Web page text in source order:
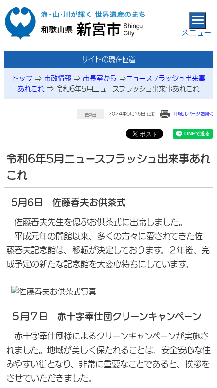
本文へ移動
メニュー
サイトの現在位置
トップ⇒ 市政情報⇒ 市長室から ⇒ニュースフラッシュ出来事
あれこれ ⇒ 令和6年5月ニュースフラッシュ出来事あれこれ
更新日 2024年6月18日 更新 印刷用ページを開く
令和6年5月ニュースフラッシュ出来事あれ
これ
5月6日 佐藤春夫お供茶式
佐藤春夫先生を偲ぶお供茶式に出席しました。
平成元年の開館以来、多くの方々に愛されてきた佐
藤春夫記念館は、移転が決定しております。２年後、完
成予定の新たな記念館を大変心待ちにしています。
５月７日 赤十字奉仕団クリーンキャンペーン
赤十字奉仕団様によるクリーンキャンペーンが実施さ
れました。地域が美しく保たれることは、安全安心な住
みやすい街となり、非常に重要なことであると、挨拶を
させていただきました。